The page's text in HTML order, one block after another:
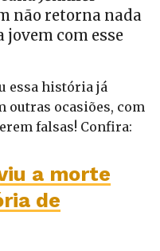
não retorna nada
jovem com esse
essa história já
outras ocasiões, com
falsas! Confira:
a morte
de